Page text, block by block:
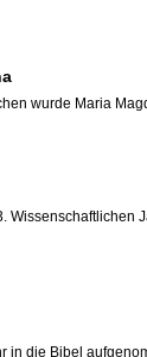
wurde Maria
Wissenschaftlichen
die Bibel